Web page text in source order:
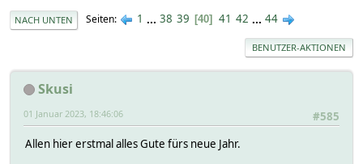
NACH UNTEN Seiten 1 ... 38 39 40 41 42 ... 44
BENUTZER-AKTIONEN
Skusi
#585
01 Januar 2023, 18:46:06
Allen hier erstmal alles Gute fürs neue Jahr.